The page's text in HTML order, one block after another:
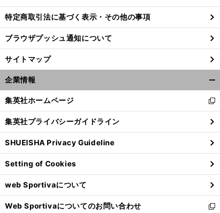
」
前
特定商取引法に基づく表示・その他の事項
ブラウザプッシュ通知について
サイトマップ
企業情報
閉
る
集英社ホームページ
新
し
い
ウ
ィ
ン
ド
ウ
で
開
く
集英社プライバシーガイドライン
SHUEISHA Privacy Guideline
Setting of Cookies
web Sportivaについて
Web Sportivaについてのお問い合わせ
新